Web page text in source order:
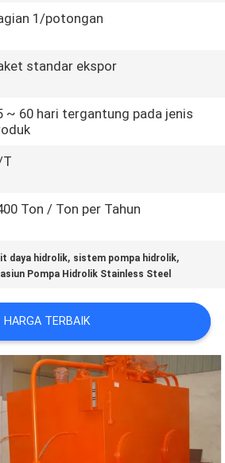
1/potongan
standar ekspor
~ 60 hari tergantung pada jenis
Ton / Ton per Tahun
daya hidrolik, sistem pompa hidrolik,
Pompa Hidrolik Stainless Steel
HARGA TERBAIK